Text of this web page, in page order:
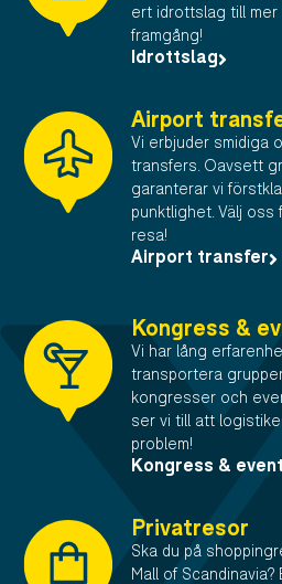
ert idrottslag till mer
framgång!
Idrottslag
Airport
Vi erbjuder smidiga
transfers. Oavsett
garanterar vi
punktlighet. Välj oss
resa!
Airport transfer
Kongress &
Vi har lång
transportera
kongresser och
ser vi till att
problem!
Kongress & event
Privatresor
Ska du på
Mall of Scandinavia?